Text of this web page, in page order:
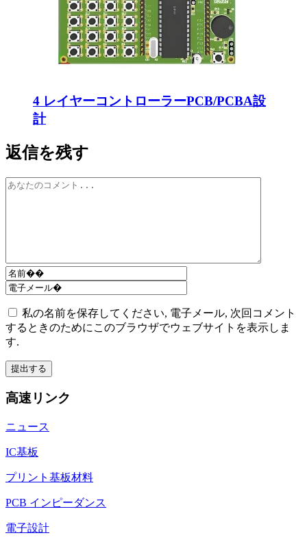
4 レイヤーコントローラーPCB/PCBA設
計
返信を残す
私の名前を保存してください, 電子メール, 次回コメント
するときのためにこのブラウザでウェブサイトを表示しま
す.
高速リンク
ニュース
IC基板
プリント基板材料
PCB インピーダンス
電子設計